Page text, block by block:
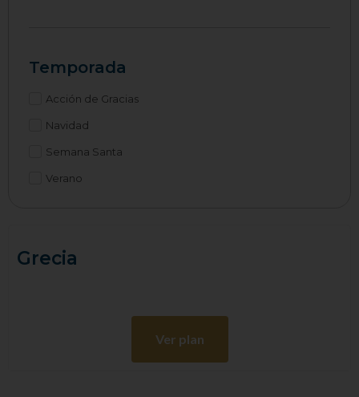
Temporada
Acción de Gracias
Navidad
Semana Santa
Verano
Grecia
Ver plan